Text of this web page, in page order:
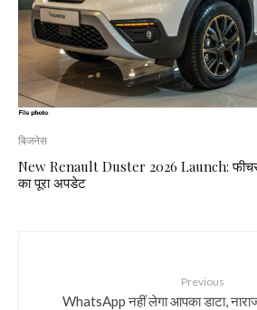
बिजनेस
New Renault Duster 2026 Launch:
का पूरा अपडेट
Previous
WhatsApp नहीं लेगा आपका डाटा,